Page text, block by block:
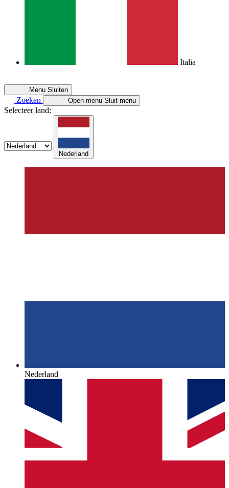
Italia
Menu Sluiten
Zoeken Open menu Sluit menu
Selecteer land:
Nederland
Nederland